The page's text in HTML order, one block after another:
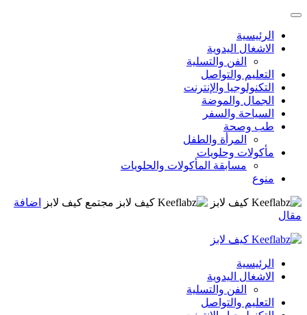
الرئيسية
الاشغال اليدوية
الفن والتسلية
التعليم والتواصل
التكنولوجيا والإنترنت
الجمال والموضة
السياحة والسفر
طب وصحة
المرأة والطفل
مأكولات وحلويات
مسابقة المأكولات والحلويات
منوع
مجتمع كيف لابز
اضافة
مقال
الرئيسية
الاشغال اليدوية
الفن والتسلية
التعليم والتواصل